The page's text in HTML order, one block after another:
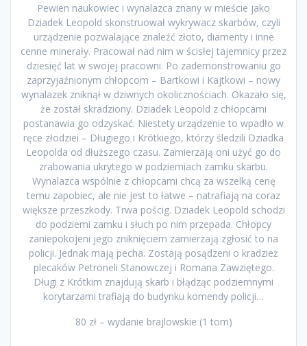
Pewien naukowiec i wynalazca znany w mieście jako
Dziadek Leopold skonstruował wykrywacz skarbów, czyli
urządzenie pozwalające znaleźć złoto, diamenty i inne
cenne minerały. Pracował nad nim w ścisłej tajemnicy przez
dziesięć lat w swojej pracowni. Po zademonstrowaniu go
zaprzyjaźnionym chłopcom – Bartkowi i Kajtkowi – nowy
wynalazek zniknął w dziwnych okolicznościach. Okazało się,
że został skradziony. Dziadek Leopold z chłopcami
postanawia go odzyskać. Niestety urządzenie to wpadło w
ręce złodziei – Długiego i Krótkiego, którzy śledzili Dziadka
Leopolda od dłuższego czasu. Zamierzają oni użyć go do
zrabowania ukrytego w podziemiach zamku skarbu.
Wynalazca wspólnie z chłopcami chcą za wszelką cenę
temu zapobiec, ale nie jest to łatwe – natrafiają na coraz
większe przeszkody. Trwa pościg. Dziadek Leopold schodzi
do podziemi zamku i słuch po nim przepada. Chłopcy
zaniepokojeni jego zniknięciem zamierzają zgłosić to na
policji. Jednak mają pecha. Zostają posądzeni o kradzież
plecaków Petroneli Stanowczej i Romana Zawziętego.
Długi z Krótkim znajdują skarb i błądząc podziemnymi
korytarzami trafiają do budynku komendy policji…
80 zł – wydanie brajlowskie (1 tom)